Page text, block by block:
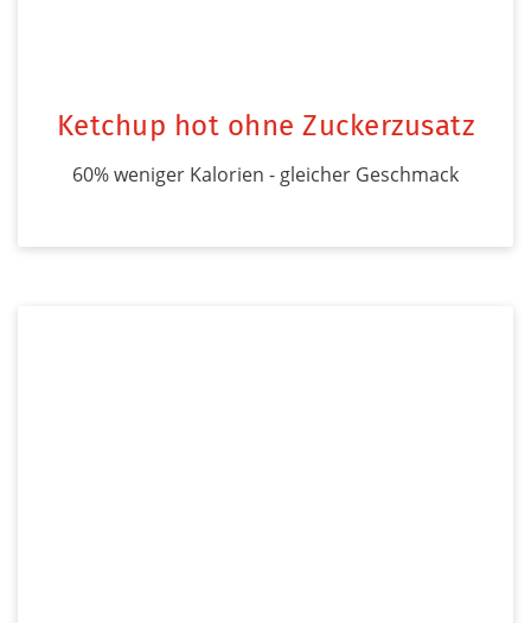
Ketchup hot ohne Zuckerzusatz
60% weniger Kalorien - gleicher Geschmack